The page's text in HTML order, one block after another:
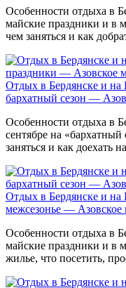
Особенности отдыха в
майские праздники и в
чем заняться и как
Отдых в Бердянске и на
бархатный сезон —
Особенности отдыха в
сентябре на «бархатный
заняться и как доехать
Отдых в Бердянске и на
межсезонье — Азовское
Особенности отдыха в
майские праздники и в
жилье, что посетить,